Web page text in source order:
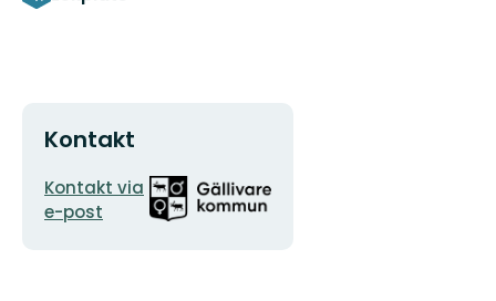
Kontakt
E-
postadress
Kontakt via
e-post
Organisationens
logotyp